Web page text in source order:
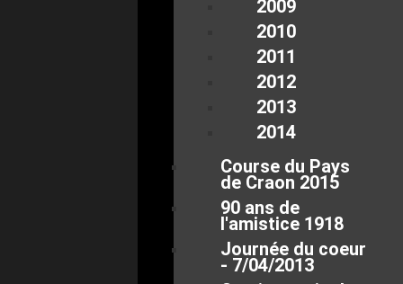
2009
2010
2011
2012
2013
2014
Course du Pays
de Craon 2015
90 ans de
l'amistice 1918
Journée du coeur
- 7/04/2013